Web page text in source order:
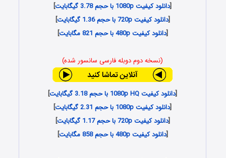
[دانلود کیفیت 1080p با حجم 3.78 گیگابایت
]
[دانلود کیفیت 720p با حجم 1.36 گیگابایت
]
[دانلود کیفیت 480p با حجم 821 مگابایت ]
(نسخه دوم دوبله فارسی سانسور شده)
[دانلود کیفیت 1080p HQ با حجم 3.18 گیگابایت
]
[دانلود کیفیت 1080p با حجم 2.31 گیگابایت
]
[دانلود کیفیت 720p با حجم 1.17 گیگابایت
]
[دانلود کیفیت 480p با حجم 858 مگابایت ]